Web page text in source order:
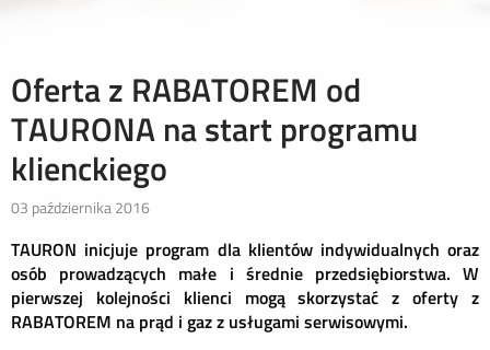
Oferta z RABATOREM od
TAURONA na start programu
klienckiego
03 października 2016
TAURON inicjuje program dla klientów indywidualnych oraz
osób prowadzących małe i średnie przedsiębiorstwa. W
pierwszej kolejności klienci mogą skorzystać z oferty z
RABATOREM na prąd i gaz z usługami serwisowymi.